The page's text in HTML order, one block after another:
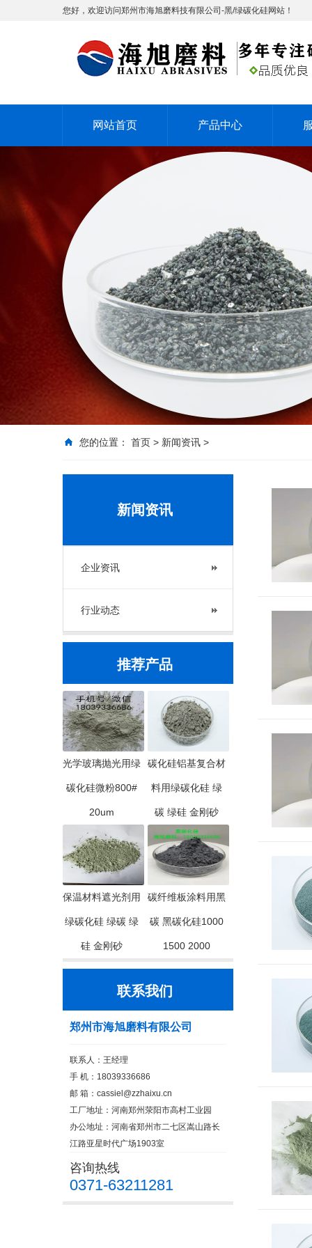
您好，欢迎访问郑州市海旭磨料技有限公司-黑/绿碳化硅网站！
网站首页 产品中心
您的位置： 首页 > 新闻资讯 >
新闻资讯
企业资讯
行业动态
推荐产品
光学玻璃抛光用绿
碳化硅微粉800#
20um
碳化硅铝基复合材
料用绿碳化硅 绿
碳 绿硅 金刚砂
保温材料遮光剂用
绿碳化硅 绿碳 绿
硅 金刚砂
碳纤维板涂料用黑
碳 黑碳化硅1000
1500 2000
联系我们
郑州市海旭磨料有限公司
联系人：王经理
手 机：18039336686
邮 箱：cassiel@zzhaixu.cn
工厂地址：河南郑州荥阳市高村工业园
办公地址：河南省郑州市二七区嵩山路长
江路亚星时代广场1903室
咨询热线
0371-63211281